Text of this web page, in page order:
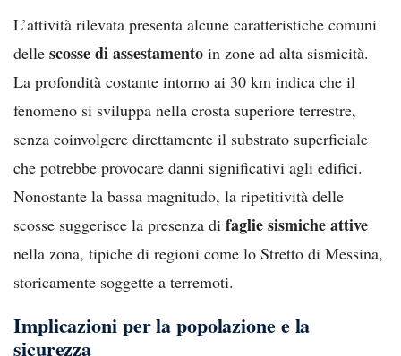
L’attività rilevata presenta alcune caratteristiche comuni
delle scosse di assestamento in zone ad alta sismicità.
La profondità costante intorno ai 30 km indica che il
fenomeno si sviluppa nella crosta superiore terrestre,
senza coinvolgere direttamente il substrato superficiale
che potrebbe provocare danni significativi agli edifici.
Nonostante la bassa magnitudo, la ripetitività delle
scosse suggerisce la presenza di faglie sismiche attive
nella zona, tipiche di regioni come lo Stretto di Messina,
storicamente soggette a terremoti.
Implicazioni per la popolazione e la
sicurezza